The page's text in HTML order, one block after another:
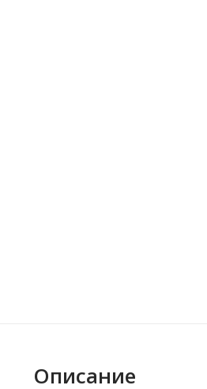
Описание